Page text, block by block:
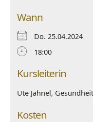
Wann
Do. 25.04.2024
18:00
Kursleiterin
Ute Jahnel,
Kosten